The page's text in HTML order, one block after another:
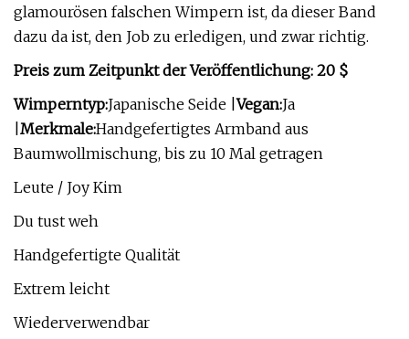
glamourösen falschen Wimpern ist, da dieser Band
dazu da ist, den Job zu erledigen, und zwar richtig.
Preis zum Zeitpunkt der Veröffentlichung: 20 $
Wimperntyp:Japanische Seide |Vegan:Ja
Merkmale:Handgefertigtes Armband aus
Baumwollmischung, bis zu 10 Mal getragen
Leute / Joy Kim
Du tust weh
Handgefertigte Qualität
Extrem leicht
Wiederverwendbar